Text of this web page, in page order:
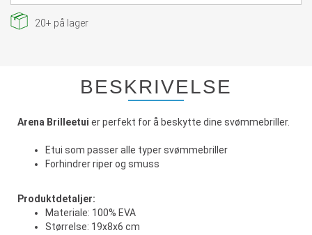
20+ på lager
BESKRIVELSE
Arena Brilleetui er perfekt for å beskytte dine svømmebriller.
Etui som passer alle typer svømmebriller
Forhindrer riper og smuss
Produktdetaljer:
Materiale: 100% EVA
Størrelse: 19x8x6 cm